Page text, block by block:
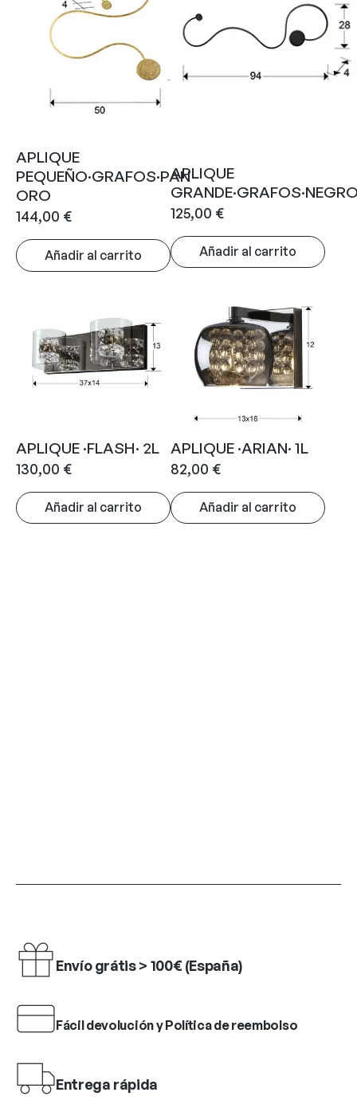
APLIQUE
PEQUEÑO·GRAFOS·PAN
ORO
144,00 €
Añadir al carrito
APLIQUE
125,00 €
Añadir al carrito
APLIQUE ·FLASH· 2L
130,00 €
Añadir al carrito
APLIQUE ·ARIAN· 1L
82,00 €
Añadir al carrito
Envío grátis > 100€ (España)
Fácil devolución y Política de reembolso
Entrega rápida